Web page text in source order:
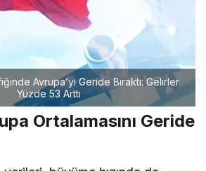
Avrupa’yı Geride Bıraktı: Gelirler
Yüzde 53 Arttı
Ortalamasını Geride